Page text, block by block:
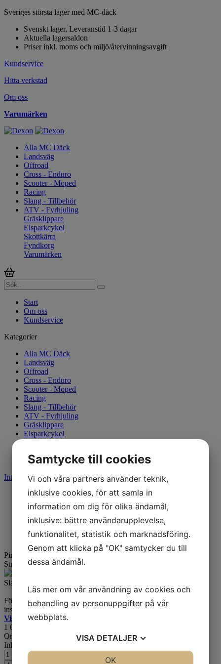
Sveriges största lager med MC-däck
Svenskt lager, Leveranstid 1-3 dagar
Aktuella lagersaldon
Priser inkl. moms och miljö/återvinningsavgift
Kundservice
Hitta verkstad
Om oss
Varumärken
Alla MC Däck
Landsväg
Offroad
Cross - Enduro
Scooter - Moped
Racing
Slang - Tillbehör
ATV - Fyrhjuling
Gräsklippare
Elsparkcykel
Skottkärra
Fyndkorg
Varumärken
Start
Om oss
Kundservice
Kategorier
Alla MC Däck
Landsväg
Offroad
Cross - Enduro
Scooter - Moped
Racing
Slang - Tillbehör
ATV - Fyrhjuling
Gräsklippare
Elsparkcykel
Varumärken
Integritetspolicy Cookies
Start
Varumärken
Pirelli
Angel City
Pirelli Angel City 120/70-17
Pirelli Angel City 120/70-17
58S TL Fram/Bak
Street & MopedArtikelnummer:
Slanglöst däck (slangmontage möjligt). Godkänt för 180 km/h.
Förstklassigt däck för mopeder och lätta motorcyklar. Tydligt
inspirerat av SportTouring-klassikern Angel GT.
Visa alla storlekar för denna modell >>>
1 059
Ord. pris:
-24%
Inkl. moms
Samtycke till cookies
Vi och våra partners använder teknik,
inklusive cookies, för att samla in
information om dig för olika ändamål,
inklusive: bättre användarupplevelse,
funktionalitet, statistik och marknadsföring.
Genom att klicka på "OK" samtycker du till
dessa ändamål.
Läs mer om vår användning av cookies och
behandling av personuppgifter på vår
webbplats.
VISA DETALJER
OK